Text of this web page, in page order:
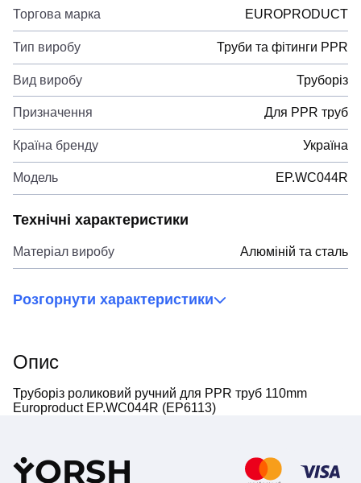
Торгова марка EUROPRODUCT
Тип виробу Труби та фітинги PPR
Вид виробу Труборіз
Призначення Для PPR труб
Країна бренду Україна
Модель EP.WС044R
Технічні характеристики
Матеріал виробу Алюміній та сталь
Розгорнути характеристики
Опис
Труборіз роликовий ручний для PPR труб 110mm
Europroduct EP.WС044R (EP6113)
YORSH